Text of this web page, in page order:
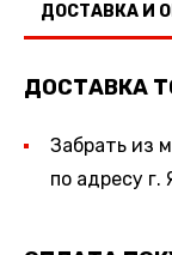
ДОСТАВКА И
ДОСТАВКА
Забрать из
по адресу г.